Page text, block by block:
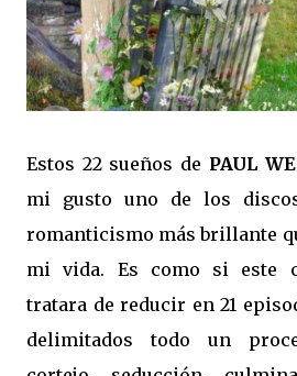
Estos 22 sueños de PAUL
mi gusto uno de los
romanticismo más brillante
mi vida. Es como si este
tratara de reducir en 21
delimitados todo un